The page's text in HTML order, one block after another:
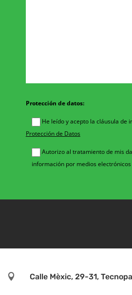
Protección de datos:
He leído y acepto la cláusula de
Protección de Datos
Autorizo al tratamiento de mis
información por medios electrónicos
 Calle Mèxic, 29-31,